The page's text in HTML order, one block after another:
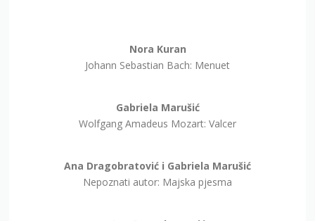
Nora Kuran
Johann Sebastian Bach: Menuet
Gabriela Marušić
Wolfgang Amadeus Mozart: Valcer
Ana Dragobratović i Gabriela Marušić
Nepoznati autor: Majska pjesma